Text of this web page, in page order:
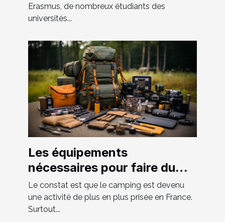
Erasmus, de nombreux étudiants des
universités...
Les équipements
nécessaires pour faire du
camping
Le constat est que le camping est devenu
une activité de plus en plus prisée en France.
Surtout...